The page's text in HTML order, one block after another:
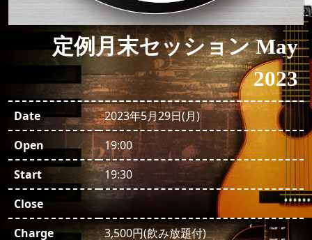
定例月末セッション May
2023
Date
2023年5月29日(月)
Open
19:00
Start
19:30
Close
Charge
3,500円(飲み放題付)